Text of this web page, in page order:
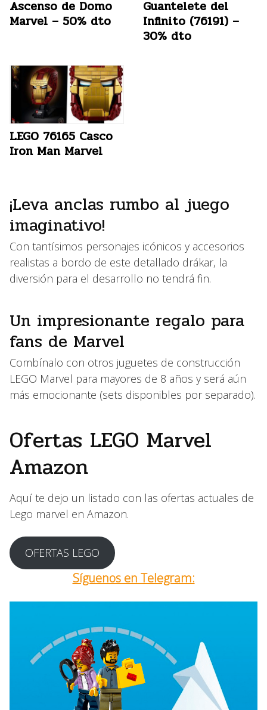
Ascenso de Domo
Marvel – 50% dto
Guantelete del
Infinito (76191) –
30% dto
LEGO 76165 Casco
Iron Man Marvel
¡Leva anclas rumbo al juego
imaginativo!
Con tantísimos personajes icónicos y accesorios
realistas a bordo de este detallado drákar, la
diversión para el desarrollo no tendrá fin.
Un impresionante regalo para
fans de Marvel
Combínalo con otros juguetes de construcción
LEGO Marvel para mayores de 8 años y será aún
más emocionante (sets disponibles por separado).
Ofertas LEGO Marvel
Amazon
Aquí te dejo un listado con las ofertas actuales de
Lego marvel en Amazon.
OFERTAS LEGO
Síguenos en Telegram: